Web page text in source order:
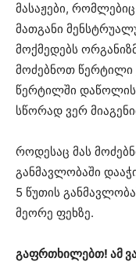
მასაჟები,
მათგანი
მოქმედებს
მოძებნოთ წერტილი
წერტილში
სწორად ვერ
როდესაც მას
განმავლობაში
5 წუთის
მეორე ფეხზე.
გაფრთხილებთ! ამ